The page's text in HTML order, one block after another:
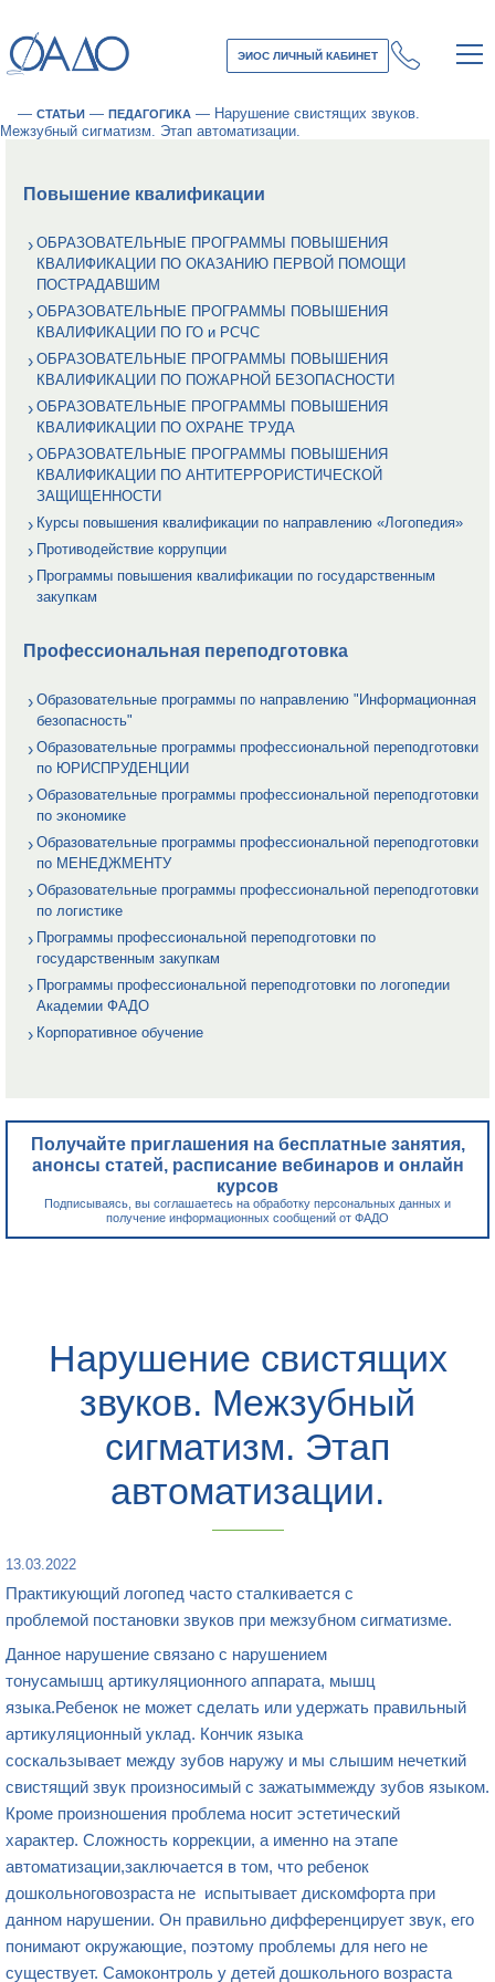
ЭИОС ЛИЧНЫЙ КАБИНЕТ
— СТАТЬИ — ПЕДАГОГИКА — Нарушение свистящих звуков.
Межзубный сигматизм. Этап автоматизации.
Повышение квалификации
ОБРАЗОВАТЕЛЬНЫЕ ПРОГРАММЫ ПОВЫШЕНИЯ
КВАЛИФИКАЦИИ ПО ОКАЗАНИЮ ПЕРВОЙ ПОМОЩИ
ПОСТРАДАВШИМ
ОБРАЗОВАТЕЛЬНЫЕ ПРОГРАММЫ ПОВЫШЕНИЯ
КВАЛИФИКАЦИИ ПО ГО и РСЧС
ОБРАЗОВАТЕЛЬНЫЕ ПРОГРАММЫ ПОВЫШЕНИЯ
КВАЛИФИКАЦИИ ПО ПОЖАРНОЙ БЕЗОПАСНОСТИ
ОБРАЗОВАТЕЛЬНЫЕ ПРОГРАММЫ ПОВЫШЕНИЯ
КВАЛИФИКАЦИИ ПО ОХРАНЕ ТРУДА
ОБРАЗОВАТЕЛЬНЫЕ ПРОГРАММЫ ПОВЫШЕНИЯ
КВАЛИФИКАЦИИ ПО АНТИТЕРРОРИСТИЧЕСКОЙ
ЗАЩИЩЕННОСТИ
Курсы повышения квалификации по направлению «Логопедия»
Противодействие коррупции
Программы повышения квалификации по государственным
закупкам
Профессиональная переподготовка
Образовательные программы по направлению "Информационная
безопасность"
Образовательные программы профессиональной переподготовки
по ЮРИСПРУДЕНЦИИ
Образовательные программы профессиональной переподготовки
по экономике
Образовательные программы профессиональной переподготовки
по МЕНЕДЖМЕНТУ
Образовательные программы профессиональной переподготовки
по логистике
Программы профессиональной переподготовки по
государственным закупкам
Программы профессиональной переподготовки по логопедии
Академии ФАДО
Корпоративное обучение
Получайте приглашения на бесплатные занятия,
анонсы статей, расписание вебинаров и онлайн
курсов
Подписываясь, вы соглашаетесь на обработку персональных данных и
получение информационных сообщений от ФАДО
Нарушение свистящих
звуков. Межзубный
сигматизм. Этап
автоматизации.
13.03.2022
Практикующий логопед часто сталкивается с
проблемой постановки звуков при межзубном сигматизме.
Данное нарушение связано с нарушением
тонусамышц артикуляционного аппарата, мышц
языка.Ребенок не может сделать или удержать правильный
артикуляционный уклад. Кончик языка
соскальзывает между зубов наружу и мы слышим нечеткий
свистящий звук произносимый с зажатыммежду зубов языком.
Кроме произношения проблема носит эстетический
характер. Сложность коррекции, а именно на этапе
автоматизации,заключается в том, что ребенок
дошкольноговозраста не испытывает дискомфорта при
данном нарушении. Он правильно дифференцирует звук, его
понимают окружающие, поэтому проблемы для него не
существует. Самоконтроль у детей дошкольного возраста